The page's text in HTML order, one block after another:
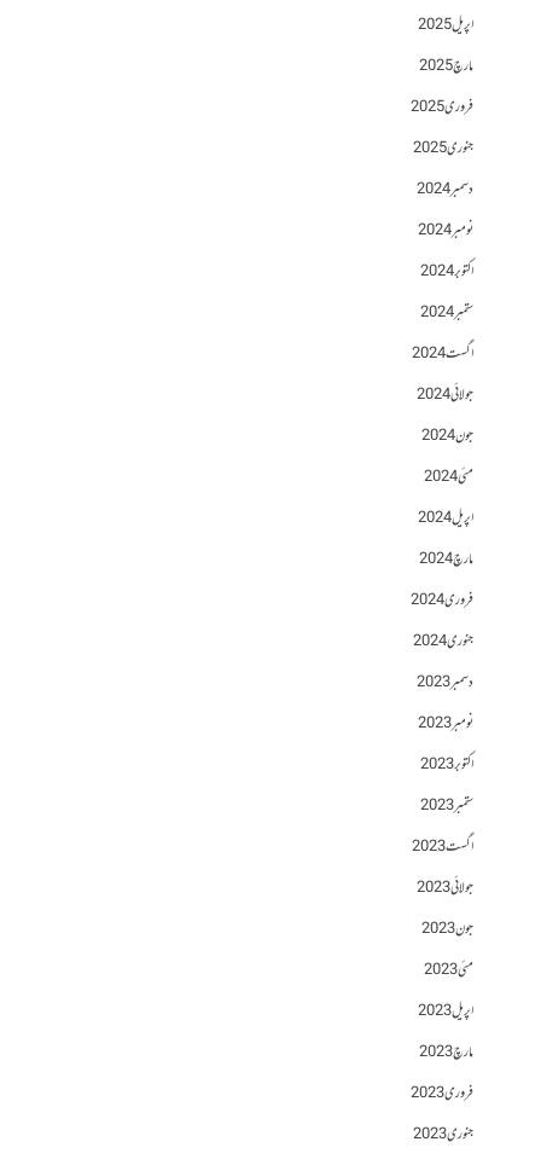
اپریل 2025
مارچ 2025
فروری 2025
جنوری 2025
دسمبر 2024
نومبر 2024
اکتوبر 2024
ستمبر 2024
اگست 2024
جولائی 2024
جون 2024
مئی 2024
اپریل 2024
مارچ 2024
فروری 2024
جنوری 2024
دسمبر 2023
نومبر 2023
اکتوبر 2023
ستمبر 2023
اگست 2023
جولائی 2023
جون 2023
مئی 2023
اپریل 2023
مارچ 2023
فروری 2023
جنوری 2023